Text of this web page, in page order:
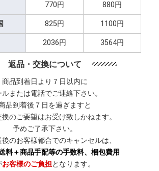
770円 880円
825円 1100円
2036円 3564円
返品・交換について
商品到着日より７日以内に
ルまたは電話でご連絡下さい。
品到着後７日を過ぎますと
のご要望はお受け致しかねます。
予めご了承下さい。
のお客様都合でのキャンセルは、
料＋商品手配等の手数料、梱包費用
お客様のご負担となります。